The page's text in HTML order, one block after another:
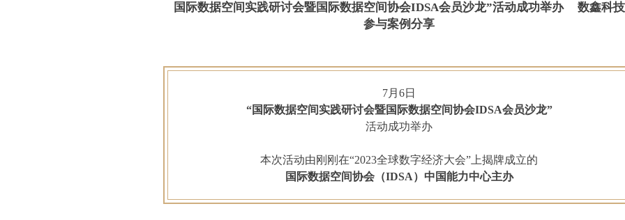
国际数据空间实践研讨会暨国际数据空间协会IDSA会员沙龙”活动成功举办数鑫科技
参与案例分享
7月6日
“国际数据空间实践研讨会暨国际数据空间协会IDSA会员沙龙”
活动成功举办
本次活动由刚刚在“2023全球数字经济大会”上揭牌成立的
国际数据空间协会（IDSA）中国能力中心主办